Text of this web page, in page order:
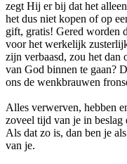
zegt Hij er bij dat het
het dus niet kopen of op
gift, gratis! Gered worden
voor het werkelijk
zijn verbaasd, zou het
van God binnen te gaan?
ons de wenkbrauwen
Alles verwerven, hebben
zoveel tijd van je in beslag
Als dat zo is, dan ben je
van je.